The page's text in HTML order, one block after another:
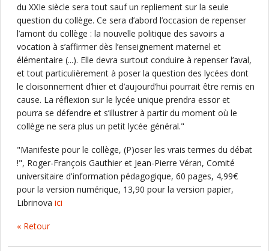
du XXIe siècle sera tout sauf un repliement sur la seule
question du collège. Ce sera d’abord l’occasion de repenser
l’amont du collège : la nouvelle politique des savoirs a
vocation à s’affirmer dès l’enseignement maternel et
élémentaire (...). Elle devra surtout conduire à repenser l’aval,
et tout particulièrement à poser la question des lycées dont
le cloisonnement d’hier et d’aujourd’hui pourrait être remis en
cause. La réflexion sur le lycée unique prendra essor et
pourra se défendre et s’illustrer à partir du moment où le
collège ne sera plus un petit lycée général."
"Manifeste pour le collège, (P)oser les vrais termes du débat
!", Roger-François Gauthier et Jean-Pierre Véran, Comité
universitaire d'information pédagogique, 60 pages, 4,99€
pour la version numérique, 13,90 pour la version papier,
Librinova ici
« Retour